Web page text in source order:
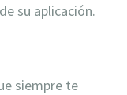
su aplicación.
siempre te